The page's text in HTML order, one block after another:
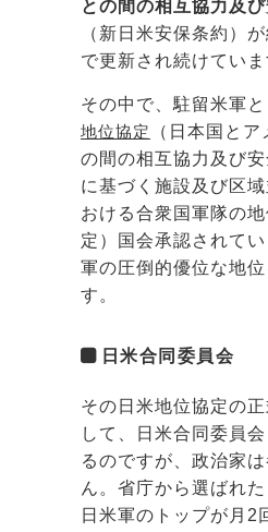
との間の相互協力及
（新日米安保条約）
で更新され続けていま
その中で、駐留米軍
地位協定
（日本国と
の間の相互協力及び
に基づく施設及び区
おける合衆国軍隊の
定）国会承認されて
軍の圧倒的優位な地
す。
日米合同委員会
その日米地位協定の
して、日米合同委員
るのですが、政治家
ん。省庁から選ばれ
日米軍のトップが月2